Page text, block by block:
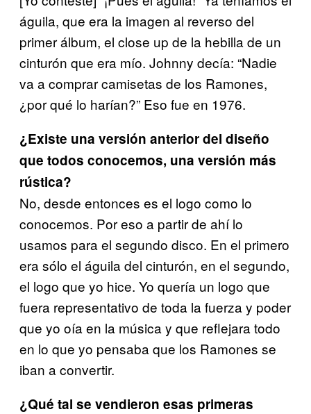
águila, que era la imagen al reverso del
primer álbum, el close up de la hebilla de un
cinturón que era mío. Johnny decía: “Nadie
va a comprar camisetas de los Ramones,
¿por qué lo harían?” Eso fue en 1976.
¿Existe una versión anterior del diseño
que todos conocemos, una versión más
rústica?
No, desde entonces es el logo como lo
conocemos. Por eso a partir de ahí lo
usamos para el segundo disco. En el primero
era sólo el águila del cinturón, en el segundo,
el logo que yo hice. Yo quería un logo que
fuera representativo de toda la fuerza y poder
que yo oía en la música y que reflejara todo
en lo que yo pensaba que los Ramones se
iban a convertir.
¿Qué tal se vendieron esas primeras